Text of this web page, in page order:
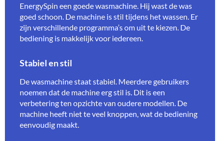
EnergySpin een goede wasmachine. Hij wast de was
goed schoon. De machine is stil tijdens het wassen. Er
zijn verschillende programma’s om uit te kiezen. De
bediening is makkelijk voor iedereen.
Stabiel en stil
De wasmachine staat stabiel. Meerdere gebruikers
noemen dat de machine erg stil is. Dit is een
verbetering ten opzichte van oudere modellen. De
machine heeft niet te veel knoppen, wat de bediening
eenvoudig maakt.